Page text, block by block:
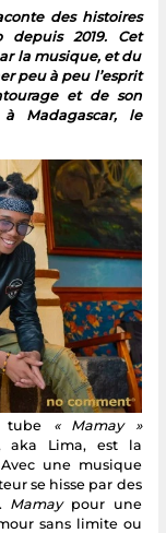
des histoires
2019. Cet
la musique, et du
peu à peu l’esprit
et de son
Madagascar, le
tube « Mamay »
aka Lima, est la
une musique
se hisse par des
Mamay pour une
sans limite ou